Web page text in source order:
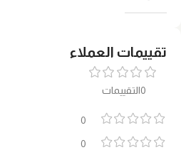
تقييمات العملاء
0التقييمات
0
0